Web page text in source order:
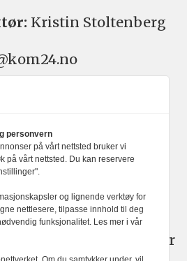
Kristin Stoltenberg
etter Vær Varsom-
god presseskikk. Her
personvern
på vårt nettsted bruker vi
på vårt nettsted. Du kan reservere
og lignende verktøy for
nettlesere, tilpasse innhold til deg
funksjonalitet. Les mer i vår